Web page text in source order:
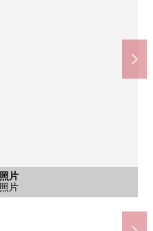
片
片
片
片
片
片
片
片
片
片
片
片
片
片
片
片
片
片
片
路的外观
路
路的外观
路
片
片
片
片
学(约1310m)
分钟
学(约1740m)
分钟
通线"南仙台"车站(约2160m)
分钟
生商店(约390m)
钟
目商店(约460m)
钟
店(约560m)
钟
店(约640m)
钟
田分店(约720m)
钟
(约780m)
分钟
所(约890m)
分钟